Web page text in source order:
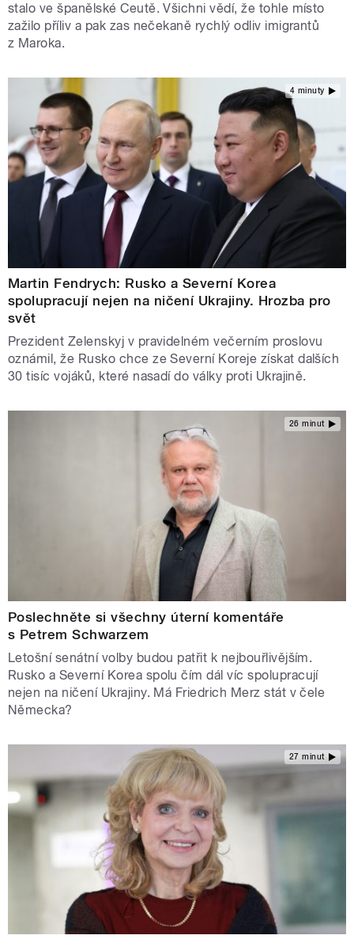
stalo ve španělské Ceutě. Všichni vědí, že tohle místo
zažilo příliv a pak zas nečekaně rychlý odliv imigrantů
z Maroka.
4 minuty
Martin Fendrych: Rusko a Severní Korea
spolupracují nejen na ničení Ukrajiny. Hrozba pro
svět
Prezident Zelenskyj v pravidelném večerním proslovu
oznámil, že Rusko chce ze Severní Koreje získat dalších
30 tisíc vojáků, které nasadí do války proti Ukrajině.
26 minut
Poslechněte si všechny úterní komentáře
s Petrem Schwarzem
Letošní senátní volby budou patřit k nejbouřlivějším.
Rusko a Severní Korea spolu čím dál víc spolupracují
nejen na ničení Ukrajiny. Má Friedrich Merz stát v čele
Německa?
27 minut